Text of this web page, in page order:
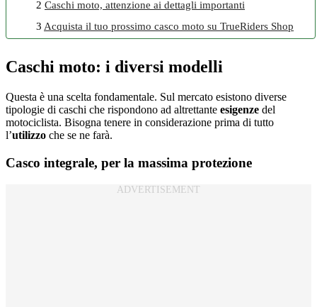
2 Caschi moto, attenzione ai dettagli importanti
3 Acquista il tuo prossimo casco moto su TrueRiders Shop
Caschi moto: i diversi modelli
Questa è una scelta fondamentale. Sul mercato esistono diverse
tipologie di caschi che rispondono ad altrettante esigenze del
motociclista. Bisogna tenere in considerazione prima di tutto
l’utilizzo che se ne farà.
Casco integrale, per la massima protezione